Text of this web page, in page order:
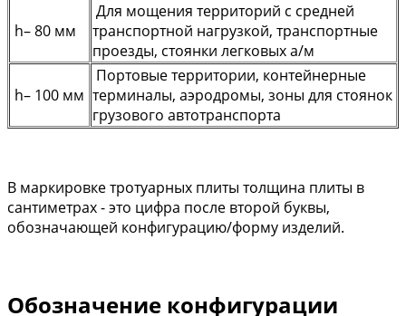
h– 80 мм
Для мощения территорий с средней
транспортной нагрузкой, транспортные
проезды, стоянки легковых а/м
h– 100 мм
Портовые территории, контейнерные
терминалы, аэродромы, зоны для стоянок
грузового автотранспорта
В маркировке тротуарных плиты толщина плиты в
сантиметрах - это цифра после второй буквы,
обозначающей конфигурацию/форму изделий.
Обозначение конфигурации